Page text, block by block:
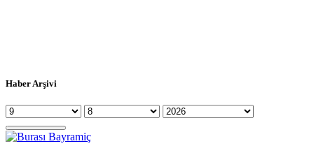
Haber Arşivi